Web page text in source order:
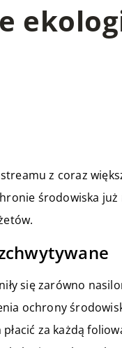
z coraz
środowiska
się zarówno
ochrony
za każdą